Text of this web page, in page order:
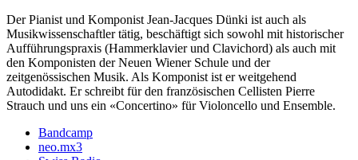
Der Pianist und Komponist Jean-Jacques Dünki ist auch als
Musikwissenschaftler tätig, beschäftigt sich sowohl mit historischer
Aufführungspraxis (Hammerklavier und Clavichord) als auch mit
den Komponisten der Neuen Wiener Schule und der
zeitgenössischen Musik. Als Komponist ist er weitgehend
Autodidakt. Er schreibt für den französischen Cellisten Pierre
Strauch und uns ein «Concertino» für Violoncello und Ensemble.
Bandcamp
neo.mx3